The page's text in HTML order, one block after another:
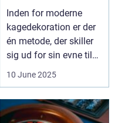
Inden for moderne
kagedekoration er der
én metode, der skiller
sig ud for sin evne til
at bri...
10 June 2025